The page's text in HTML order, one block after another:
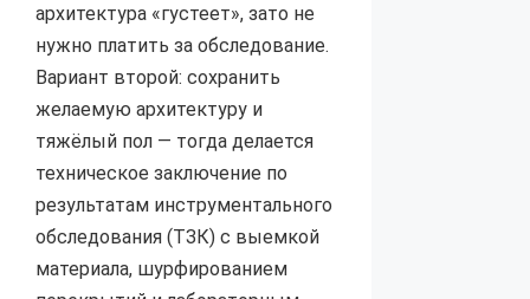
архитектура «густеет», зато не
нужно платить за обследование.
Вариант второй: сохранить
желаемую архитектуру и
тяжёлый пол — тогда делается
техническое заключение по
результатам инструментального
обследования (ТЗК) с выемкой
материала, шурфированием